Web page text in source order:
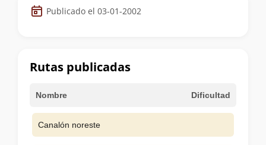
de
cumbre
Publicado el 03-01-2002
Rutas publicadas
Nombre Dificultad
Canalón noreste